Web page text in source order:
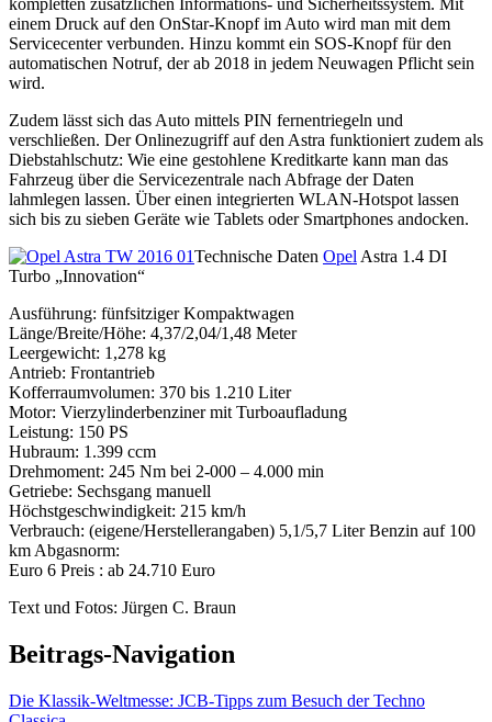
einem Druck auf den OnStar-Knopf im Auto wird man mit dem
Servicecenter verbunden. Hinzu kommt ein SOS-Knopf für den
automatischen Notruf, der ab 2018 in jedem Neuwagen Pflicht sein
wird.
Zudem lässt sich das Auto mittels PIN fernentriegeln und
verschließen. Der Onlinezugriff auf den Astra funktioniert zudem als
Diebstahlschutz: Wie eine gestohlene Kreditkarte kann man das
Fahrzeug über die Servicezentrale nach Abfrage der Daten
lahmlegen lassen. Über einen integrierten WLAN-Hotspot lassen
sich bis zu sieben Geräte wie Tablets oder Smartphones andocken.
Technische Daten Opel Astra 1.4 DI
Turbo „Innovation“
Ausführung: fünfsitziger Kompaktwagen
Länge/Breite/Höhe: 4,37/2,04/1,48 Meter
Leergewicht: 1,278 kg
Antrieb: Frontantrieb
Kofferraumvolumen: 370 bis 1.210 Liter
Motor: Vierzylinderbenziner mit Turboaufladung
Leistung: 150 PS
Hubraum: 1.399 ccm
Drehmoment: 245 Nm bei 2-000 – 4.000 min
Getriebe: Sechsgang manuell
Höchstgeschwindigkeit: 215 km/h
Verbrauch: (eigene/Herstellerangaben) 5,1/5,7 Liter Benzin auf 100
km Abgasnorm:
Euro 6 Preis : ab 24.710 Euro
Text und Fotos: Jürgen C. Braun
Beitrags-Navigation
Die Klassik-Weltmesse: JCB-Tipps zum Besuch der Techno